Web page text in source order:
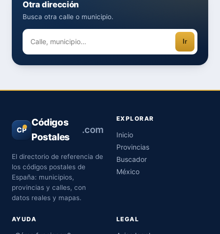
Otra dirección
Busca otra calle o municipio.
Ir
CP
Códigos
Postales
.com
El directorio de referencia de
los códigos postales de
España: municipios,
provincias y calles, con
datos reales y mapas.
EXPLORAR
Inicio
Provincias
Buscador
México
AYUDA LEGAL